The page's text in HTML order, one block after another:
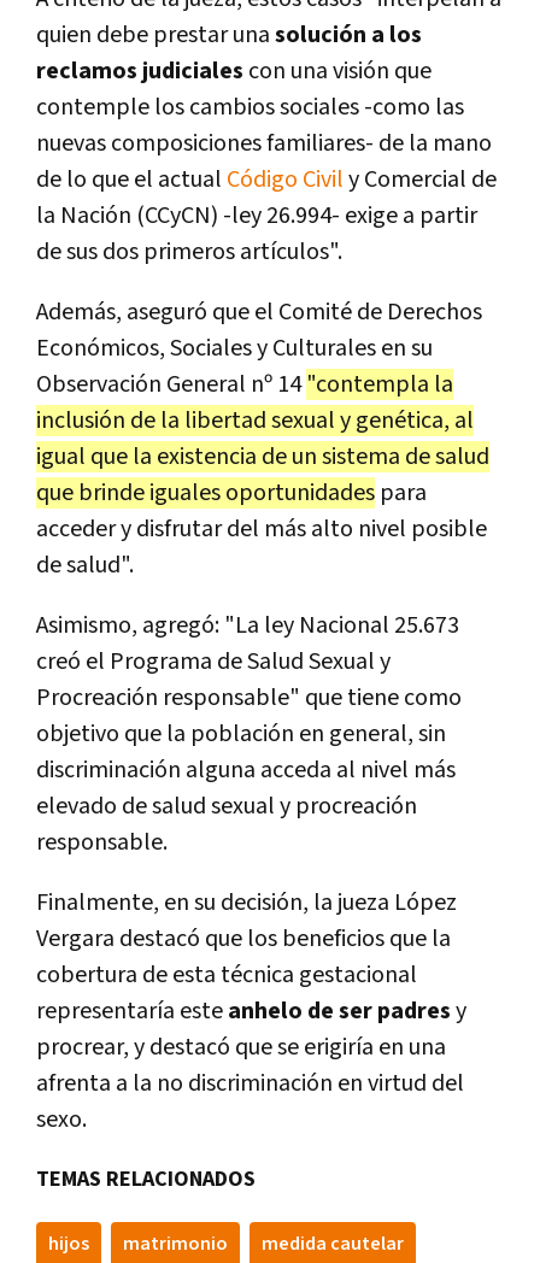
quien debe prestar unasolución a los
reclamos judiciales con una visión que
contemple los cambios sociales -como las
nuevas composiciones familiares- de la mano
de lo que el actual Código Civily Comercial de
la Nación (CCyCN) -ley 26.994- exige a partir
de sus dos primeros artículos".
Además, aseguró que el Comité de Derechos
Económicos, Sociales y Culturales en su
Observación General nº 14"contempla la
inclusión de la libertad sexual y genética, al
igual que la existencia de un sistema de salud
que brinde iguales oportunidades para
acceder y disfrutar del más alto nivel posible
de salud".
Asimismo, agregó: "La ley Nacional 25.673
creó el Programa de Salud Sexual y
Procreación responsable" que tiene como
objetivo que la población en general, sin
discriminación alguna acceda al nivel más
elevado de salud sexual y procreación
responsable.
Finalmente, en su decisión, la jueza López
Vergara destacó que los beneficios que la
cobertura de esta técnica gestacional
representaría esteanhelo de ser padresy
procrear, y destacó que se erigiría en una
afrenta a la no discriminación en virtud del
sexo.
TEMAS RELACIONADOS
hijos matrimonio medida cautelar